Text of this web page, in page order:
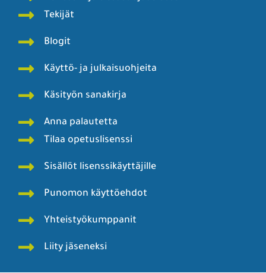
Tekijät
Blogit
Käyttö- ja julkaisuohjeita
Käsityön sanakirja
Anna palautetta
Tilaa opetuslisenssi
Sisällöt lisenssikäyttäjille
Punomon käyttöehdot
Yhteistyökumppanit
Liity jäseneksi